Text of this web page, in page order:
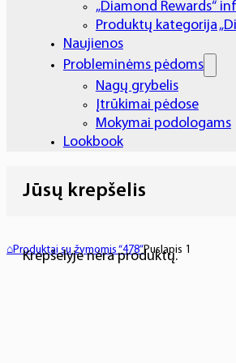
„Diamond Rewards“
Produktų kategorija
Naujienos
Probleminėms pėdoms
Nagų grybelis
Įtrūkimai pėdose
Mokymai podologams
Lookbook
Jūsų krepšelis
Krepšelyje nėra produktų.
⌂Produktai su žymomis “478” Puslapis 1